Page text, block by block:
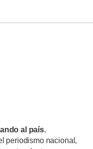
al país.
periodismo nacional,